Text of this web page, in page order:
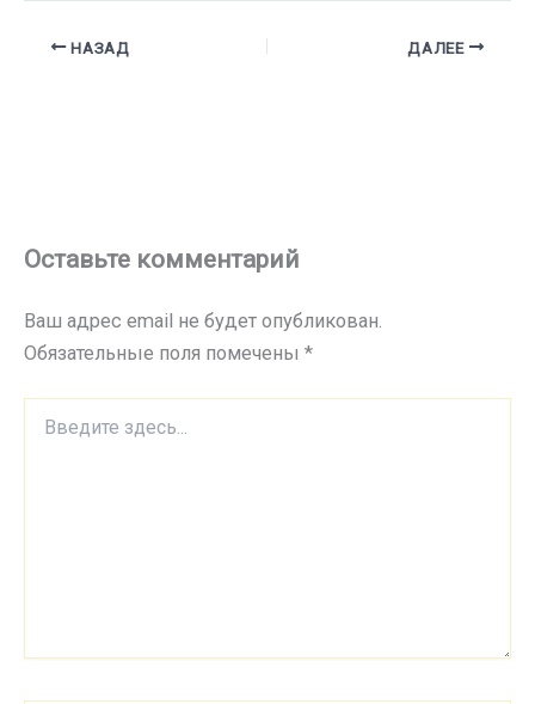
НАЗАД ДАЛЕЕ
Оставьте комментарий
Ваш адрес email не будет опубликован.
Обязательные поля помечены *
здесь...